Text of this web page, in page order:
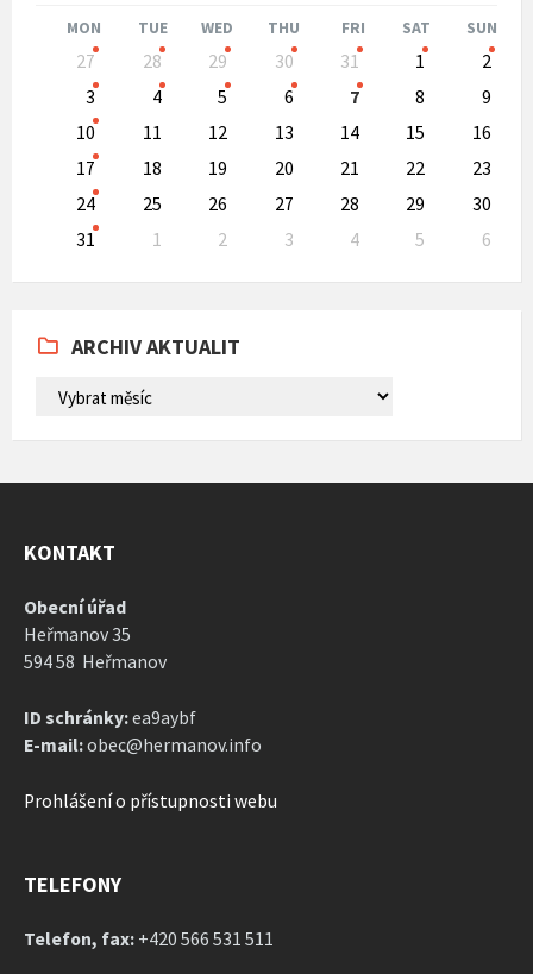
Month
MON TUE WED THU FRI SAT SUN
calendar
27 28 29 30 31 1
2
3
4 5 6 7 8
9
10
11 12 13 14 15
16
17
18 19 20 21 22
23
24
25 26 27 28 29
30
31
1 2 3 4 5
6
to
ARCHIV AKTUALIT
ARCHIV
AKTUALIT
KONTAKT
Obecní úřad
Heřmanov 35
594 58 Heřmanov
ID schránky:ea9aybf
E-mail:obec@hermanov.info
Prohlášení o přístupnosti webu
TELEFONY
Telefon, fax: +420 566 531 511